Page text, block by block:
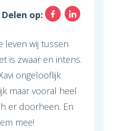
Delen op:
leven wij tussen
is zwaar en intens.
ongelooflijk
maar vooral heel
er doorheen. En
mee!